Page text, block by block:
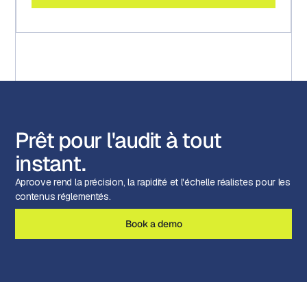
En savoir plus
Prêt pour l'audit à tout
instant.
Aproove rend la précision, la rapidité et l'échelle réalistes pour les
contenus réglementés.
Book a demo